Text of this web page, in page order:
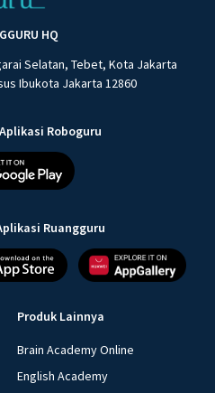
HQ
Selatan, Tebet, Kota Jakarta
Ibukota Jakarta 12860
Aplikasi Roboguru
Ruangguru
Produk Lainnya
Brain Academy Online
English Academy